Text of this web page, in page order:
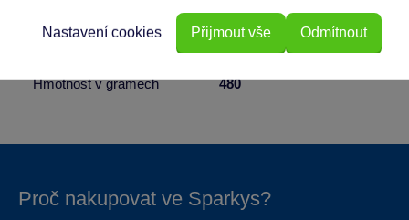
Hmotnost v gramech 480
Proč nakupovat ve Sparkys?
Odmítnout
Nastavení cookies Přijmout vše